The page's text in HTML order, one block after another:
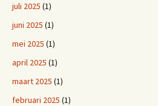
juli 2025 (1)
juni 2025 (1)
mei 2025 (1)
april 2025 (1)
maart 2025 (1)
februari 2025 (1)